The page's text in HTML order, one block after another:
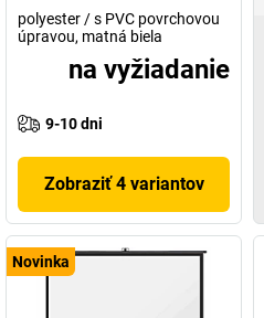
polyester / s PVC povrchovou
úpravou, matná biela
na vyžiadanie
9-10 dni
Zobraziť 4 variantov
Novinka